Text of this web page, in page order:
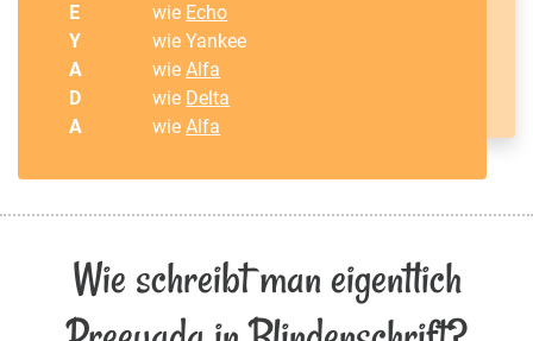
E
wie Echo
Y
wie Yankee
A
wieAlfa
D
wie Delta
A
wieAlfa
Wie schreibt man eigentlich